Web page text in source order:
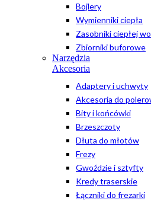
Bojlery
Wymienniki ciepła
Zasobniki ciepłej
Zbiorniki buforowe
Narzędzia
Akcesoria
Adaptery i uchwyty
Akcesoria do
Bity i końcówki
Brzeszczoty
Dłuta do młotów
Frezy
Gwoździe i sztyfty
Kredy traserskie
Łączniki do frezarki